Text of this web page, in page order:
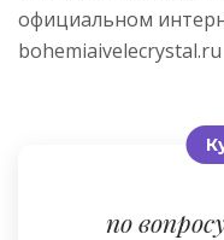
официальном
bohemiaivelecrystal.ru
по